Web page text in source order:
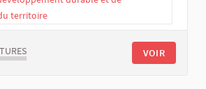
territoire
VOIR